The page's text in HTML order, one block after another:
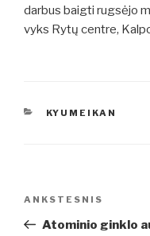
darbus baigti rugsėjo
vyks Rytų centre,
KATEGORIJOS
KYUMEIKAN
Ankstesnis
įrašas
ANKSTESNIS
Atominio ginklo